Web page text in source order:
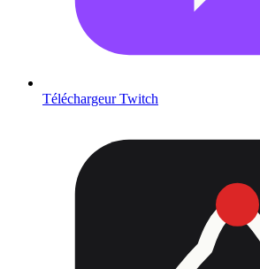
Téléchargeur Twitch